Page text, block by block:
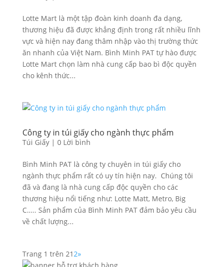
Lotte Mart là một tập đoàn kinh doanh đa dạng,
thương hiệu đã được khẳng định trong rất nhiều lĩnh
vực và hiện nay đang thâm nhập vào thị trường thức
ăn nhanh của Việt Nam. Bình Minh PAT tự hào được
Lotte Mart chọn làm nhà cung cấp bao bì độc quyền
cho kênh thức...
Công ty in túi giấy cho ngành thực phẩm
Túi Giấy| 0 Lời bình
Bình Minh PAT là công ty chuyên in túi giấy cho
ngành thực phẩm rất có uy tín hiện nay. Chúng tôi
đã và đang là nhà cung cấp độc quyền cho các
thương hiệu nổi tiếng như: Lotte Matt, Metro, Big
C….. Sản phẩm của Bình Minh PAT đảm bảo yêu cầu
về chất lượng...
Trang 1 trên 212»